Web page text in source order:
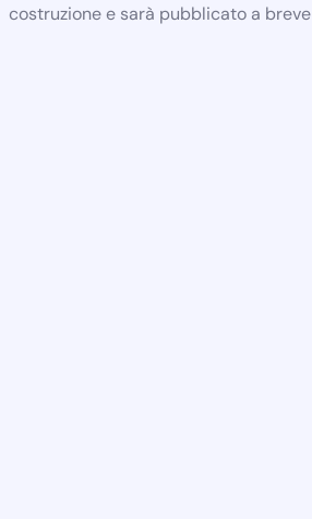
costruzione e sarà pubblicato a breve